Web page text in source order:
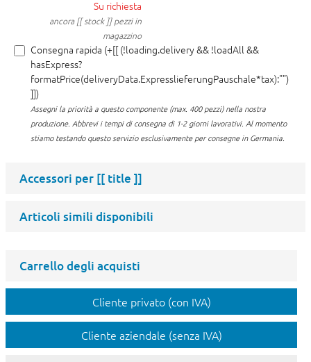
Su richiesta
ancora [[ stock ]] pezzi in
magazzino
Consegna rapida (+[[ (!loading.delivery && !loadAll &&
hasExpress?
formatPrice(deliveryData.ExpresslieferungPauschale*tax):"")
]])
Assegni la priorità a questo componente (max. 400 pezzi) nella nostra
produzione. Abbrevi i tempi di consegna di 1-2 giorni lavorativi. Al momento
stiamo testando questo servizio esclusivamente per consegne in Germania.
Accessori per [[ title ]]
Articoli simili disponibili
Carrello degli acquisti
Cliente privato (con IVA)
Cliente aziendale (senza IVA)